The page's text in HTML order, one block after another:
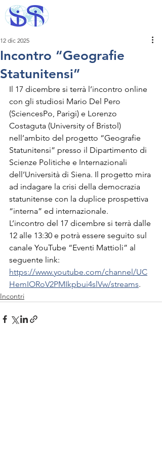
Incontro “Geografie
Statunitensi”
12 dic 2025
Il 17 dicembre si terrà l’incontro online
con gli studiosi Mario Del Pero
(SciencesPo, Parigi) e Lorenzo
Costaguta (University of Bristol)
nell’ambito del progetto “Geografie
Statunitensi” presso il Dipartimento di
Scienze Politiche e Internazionali
dell’Università di Siena. Il progetto mira
ad indagare la crisi della democrazia
statunitense con la duplice prospettiva
“interna” ed internazionale.
L’incontro del 17 dicembre si terrà dalle
12 alle 13:30 e potrà essere seguito sul
canale YouTube “Eventi Mattioli” al
seguente link:
https://www.youtube.com/channel/UC
HemIORoV2PMIkpbui4slVw/streams.
Incontri